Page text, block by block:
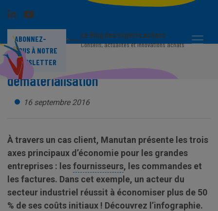
ABONNEZ-
VOUS À NOTRE
NEWSLETTER
Le Blog des experts achats
Conseils, actualités et innovations achats
Économiser grâce à la
dématérialisation
16 septembre 2016
À travers un cas client, Manutan présente les trois
axes principaux d’économie pour les grandes
entreprises : lesfournisseurs, les commandes et
les factures. Dans cet exemple, un acteur du
secteur industriel réussit à économiser plus de 50
% de ses coûts initiaux ! Découvrez l’infographie.